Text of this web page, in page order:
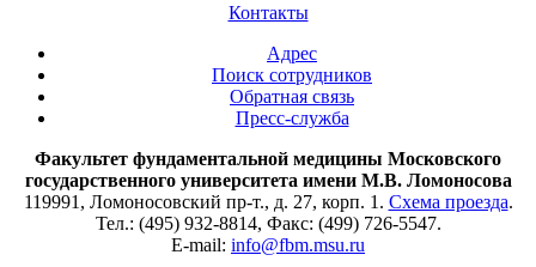
Контакты
Адрес
Поиск сотрудников
Обратная связь
Пресс-служба
Факультет фундаментальной медицины Московского
государственного университета имени М.В. Ломоносова
119991, Ломоносовский пр-т., д. 27, корп. 1. Схема проезда.
Тел.: (495) 932-8814, Факс: (499) 726-5547.
E-mail: info@fbm.msu.ru